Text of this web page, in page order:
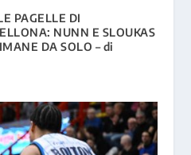
PAGELLE DI
NUNN E SLOUKAS
DA SOLO – di